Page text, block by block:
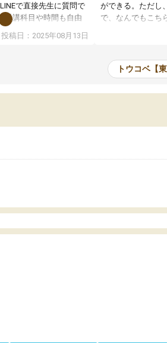
で直接先生に質問で
受講科目や時間も自由
合った勉強ができると
相談みたいなのがあり
ばチェンジできます
投稿日：2025年08月13日
ができる。ただし
で、なんでもこち
のだが、具体的な
は、授業の先取
いただいたが、1
範囲は限られて
なく、上手い活用
トウコベ【